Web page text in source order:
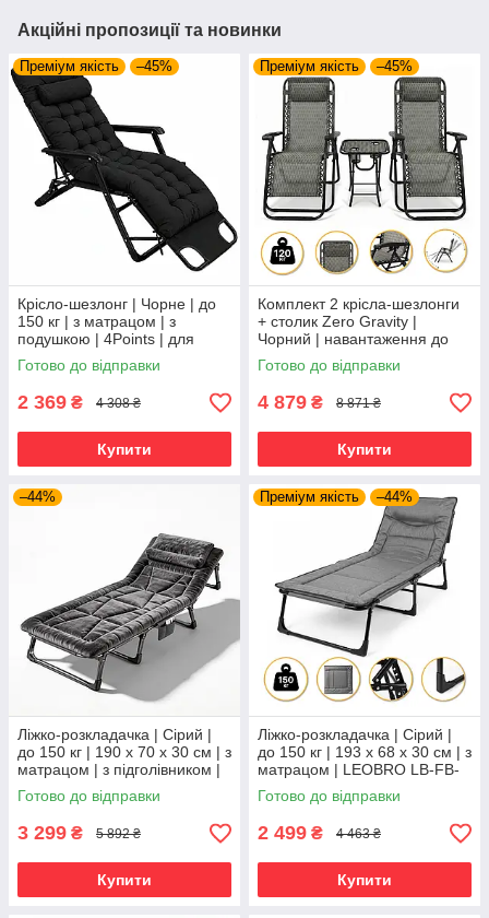
Акційні пропозиції та новинки
Преміум якість –45%
Крісло-шезлонг | Чорне | до
150 кг | з матрацом | з
подушкою | 4Points | для
дому, дачі та відпочинку
Готово до відправки
2 369 ₴ 4 308 ₴
Купити
Преміум якість –45%
Комплект 2 крісла-шезлонги
+ столик Zero Gravity |
Чорний | навантаження до
120 кг | 2 крісла + столик |
LEOBRO LB-ZGT-F3-PLD |
Готово до відправки
4 879 ₴ 8 871 ₴
Купити
–44%
Ліжко-розкладачка | Сірий |
до 150 кг | 190 х 70 х 30 см | з
матрацом | з підголівником |
WCG FB-S26-PV | для дому,
дачі та
Готово до відправки
3 299 ₴ 5 892 ₴
Купити
Преміум якість –44%
Ліжко-розкладачка | Сірий |
до 150 кг | 193 х 68 х 30 см | з
матрацом | LEOBRO LB-FB-
S1-GRY | для дому, дачі та
кемпінгу
Готово до відправки
2 499 ₴ 4 463 ₴
Купити